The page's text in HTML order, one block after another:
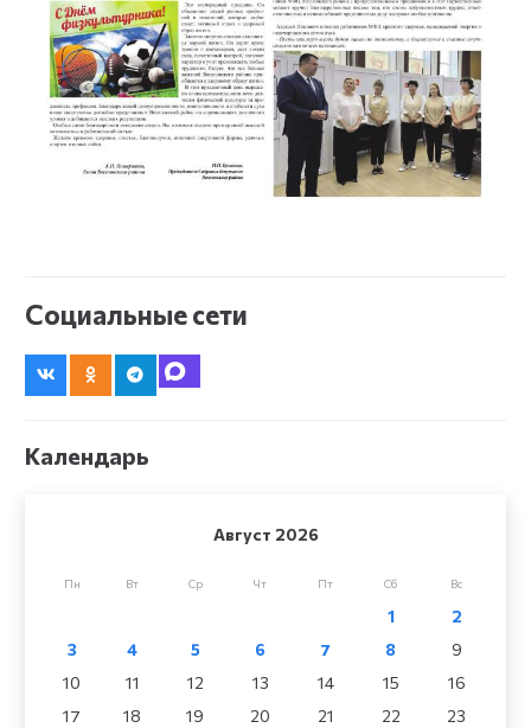
Социальные сети
Календарь
Август 2026
Пн Вт Ср Чт Пт Сб Вс
1
2
3
4 5 6 7 8
9
10
11 12 13 14 15
16
17
18 19 20 21 22
23